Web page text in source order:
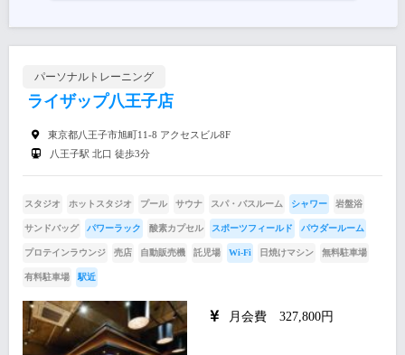
パーソナルトレーニング
ライザップ八王子店
東京都八王子市旭町11-8 アクセスビル8F
八王子駅 北口 徒歩3分
スタジオ ホットスタジオ プール サウナ スパ・バスルーム シャワー 岩盤浴
サンドバッグ パワーラック 酸素カプセル スポーツフィールド パウダールーム
プロテインラウンジ 売店 自動販売機 託児場 Wi-Fi 日焼けマシン 無料駐車場
有料駐車場 駅近
月会費 327,800円